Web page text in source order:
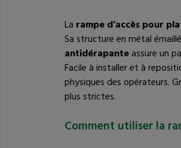
La rampe d’accès pour
Sa structure en métal
antidérapanteassure un
Facile à installer et à
physiques des opérateurs.
plus strictes.
Comment utiliser la